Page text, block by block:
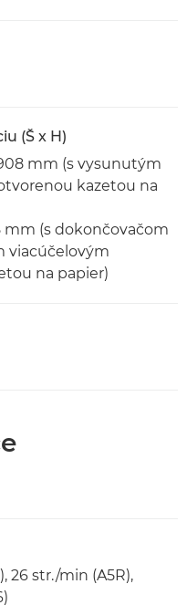
(Š x H)
mm (s vysunutým
kazetou na
mm (s dokončovačom
viacúčelovým
na papier)
26 str./min (A5R),